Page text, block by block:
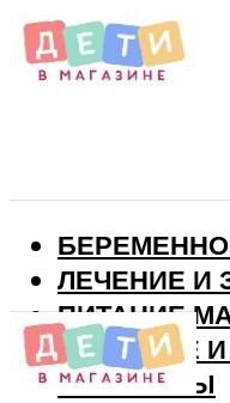
ЛЕЧЕНИЕ И
ПИТАНИЕ
РАЗВИТИЕ
ВИТАМИНЫ